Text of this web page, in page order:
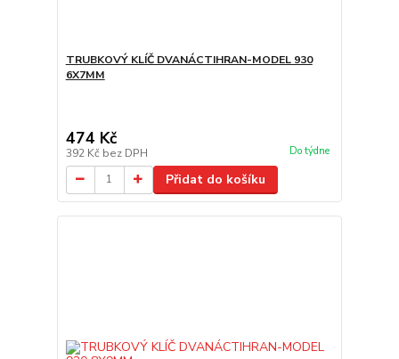
TRUBKOVÝ KLÍČ DVANÁCTIHRAN-MODEL 930
6X7MM
474 Kč
392 Kč bez DPH Do týdne
Přidat do košíku